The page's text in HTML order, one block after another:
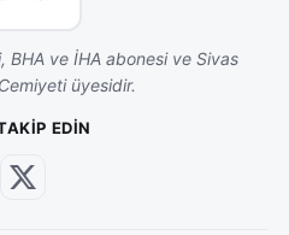
BHA ve İHA abonesi ve Sivas
üyesidir.
EDIN